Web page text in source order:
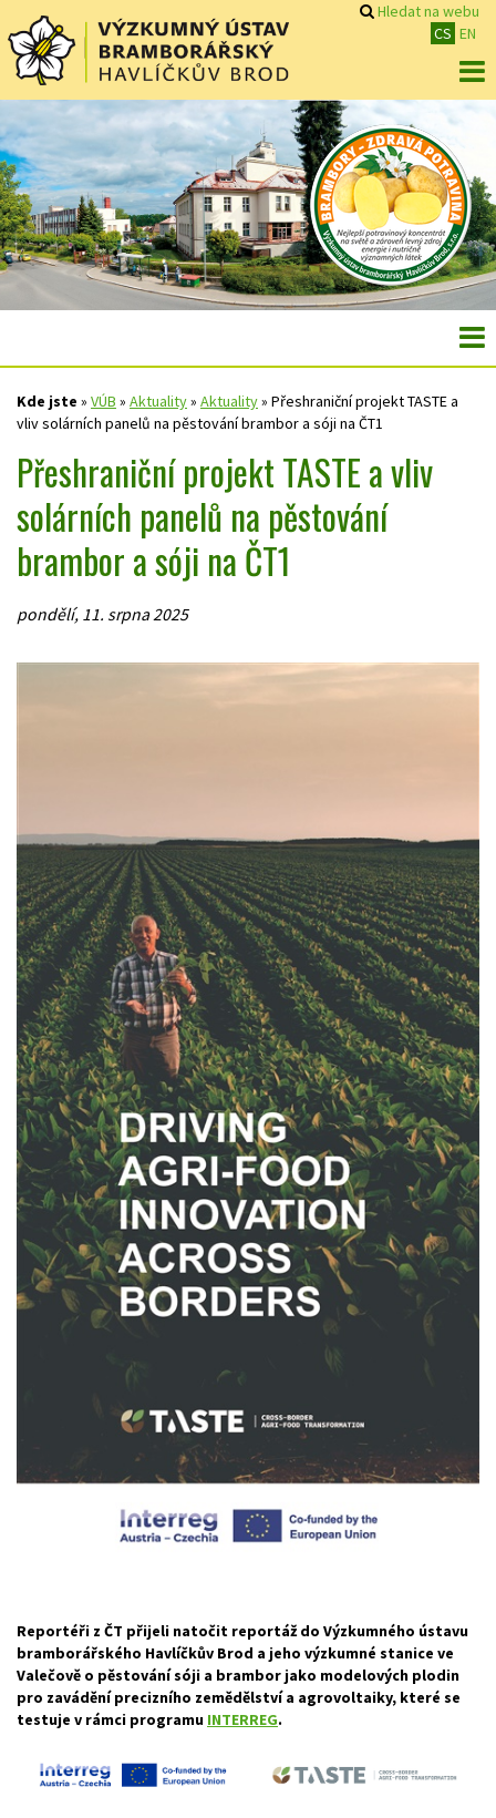
Hledat na webu
CS EN
Kde jste » VÚB » Aktuality» Aktuality» Přeshraniční projekt TASTE a
vliv solárních panelů na pěstování brambor a sóji na ČT1
Přeshraniční projekt TASTE a vliv
solárních panelů na pěstování
brambor a sóji na ČT1
pondělí, 11. srpna 2025
Reportéři z ČT přijeli natočit reportáž do Výzkumného ústavu
bramborářského Havlíčkův Brod a jeho výzkumné stanice ve
Valečově o pěstování sóji a brambor jako modelových plodin
pro zavádění precizního zemědělství a agrovoltaiky, které se
testuje v rámci programu INTERREG.